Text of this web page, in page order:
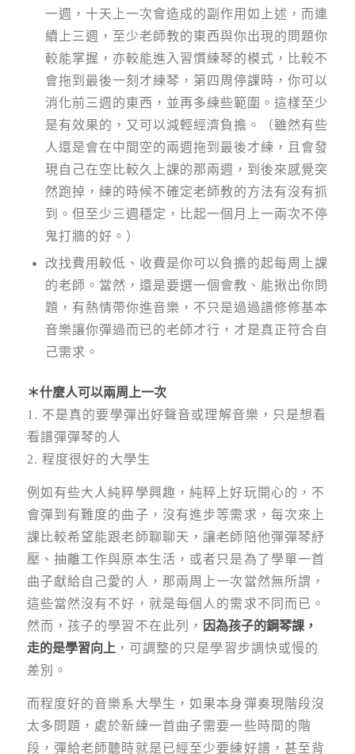
一週，十天上一次會造成的副作用如上述，而連
續上三週，至少老師教的東西與你出現的問題你
較能掌握，亦較能進入習慣練琴的模式，比較不
會拖到最後一刻才練琴，第四周停課時，你可以
消化前三週的東西，並再多練些範圍。這樣至少
是有效果的，又可以減輕經濟負擔。（雖然有些
人還是會在中間空的兩週拖到最後才練，且會發
現自己在空比較久上課的那兩週，到後來感覺突
然跑掉，練的時候不確定老師教的方法有沒有抓
到。但至少三週穩定，比起一個月上一兩次不停
鬼打牆的好。）
改找費用較低、收費是你可以負擔的起每周上課
的老師。當然，還是要選一個會教、能揪出你問
題，有熱情帶你進音樂，不只是過過譜修修基本
音樂讓你彈過而已的老師才行，才是真正符合自
己需求。
＊什麼人可以兩周上一次
1. 不是真的要學彈出好聲音或理解音樂，只是想看
看譜彈彈琴的人
2. 程度很好的大學生
例如有些大人純粹學興趣，純粹上好玩開心的，不
會彈到有難度的曲子，沒有進步等需求，每次來上
課比較希望能跟老師聊聊天，讓老師陪他彈彈琴紓
壓、抽離工作與原本生活，或者只是為了學單一首
曲子獻給自己愛的人，那兩周上一次當然無所謂，
這些當然沒有不好，就是每個人的需求不同而已。
然而，孩子的學習不在此列， 因為孩子的鋼琴課，
走的是學習向上 ，可調整的只是學習步調快或慢的
差別。
而程度好的音樂系大學生，如果本身彈奏現階段沒
太多問題，處於新練一首曲子需要一些時間的階
段，彈給老師聽時就是已經至少要練好譜，甚至背